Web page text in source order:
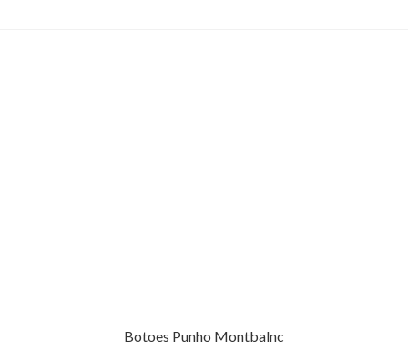
Botoes Punho Montbalnc